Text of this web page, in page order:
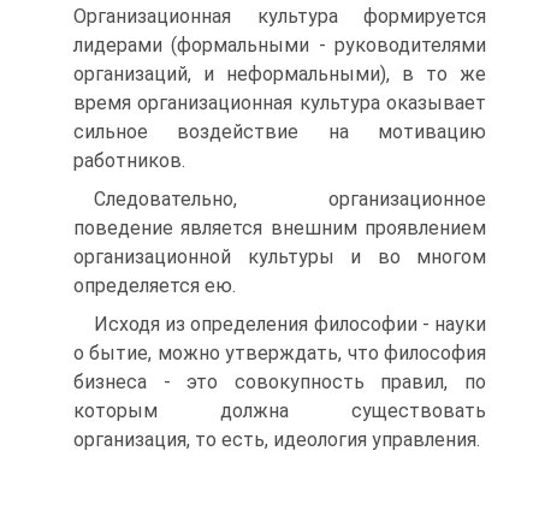
Организационная культура формируется
лидерами (формальными - руководителями
организаций, и неформальными), в то же
время организационная культура оказывает
сильное воздействие на мотивацию
работников.
Следовательно, организационное
поведение является внешним проявлением
организационной культуры и во многом
определяется ею.
Исходя из определения философии - науки
о бытие, можно утверждать, что философия
бизнеса - это совокупность правил, по
которым должна существовать
организация, то есть, идеология управления.